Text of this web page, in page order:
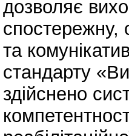
дозволяє
спостережну,
та
стандарту
здійснено